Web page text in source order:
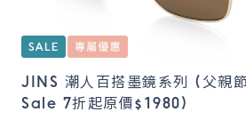
JINS 潮人百搭墨鏡系列 (父親
Sale 7折起原價$1980)